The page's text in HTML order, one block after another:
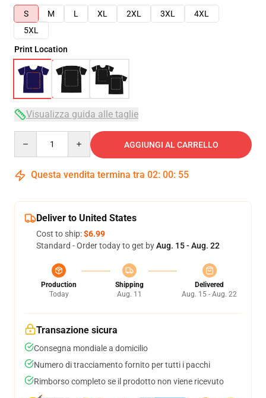
S
M L XL 2XL 3XL
4XL
5XL
Print Location
Visualizza guida alle taglie
AGGIUNGI AL CARRELLO
Questa vendita termina tra 02: 00: 54
Deliver to United States
Cost to ship:$6.99
Standard - Order today to get byAug. 15 - Aug. 22
Production
Today
Shipping
Aug. 11
Delivered
Aug. 15 - Aug. 22
Transazione sicura
Consegna mondiale a domicilio
Numero di tracciamento fornito per tutti i pacchi
Rimborso completo se il prodotto non viene ricevuto